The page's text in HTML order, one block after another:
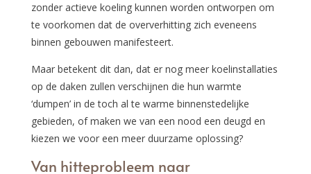
zonder actieve koeling kunnen worden ontworpen om
te voorkomen dat de oververhitting zich eveneens
binnen gebouwen manifesteert.
Maar betekent dit dan, dat er nog meer koelinstallaties
op de daken zullen verschijnen die hun warmte
‘dumpen’ in de toch al te warme binnenstedelijke
gebieden, of maken we van een nood een deugd en
kiezen we voor een meer duurzame oplossing?
Van hitteprobleem naar